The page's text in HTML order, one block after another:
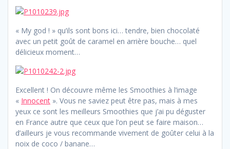
« My god ! » qu’ils sont bons ici… tendre, bien chocolaté
avec un petit goût de caramel en arrière bouche… quel
délicieux moment…
Excellent ! On découvre même les Smoothies à l’image
« Innocent ». Vous ne saviez peut être pas, mais à mes
yeux ce sont les meilleurs Smoothies que j’ai pu déguster
en France autre que ceux que l’on peut se faire maison…
d’ailleurs je vous recommande vivement de goûter celui à la
noix de coco / banane…